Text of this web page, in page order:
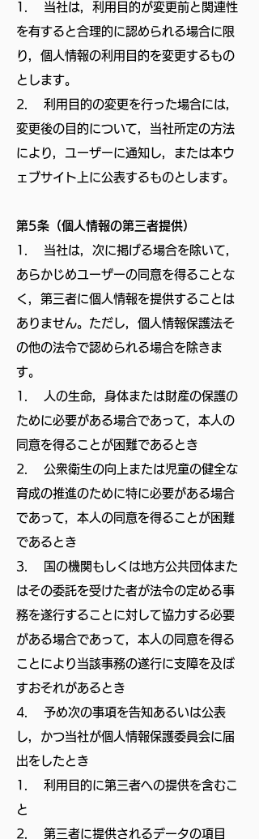
1. 当社は，利用目的が変更前と関連性
を有すると合理的に認められる場合に限
り，個人情報の利用目的を変更するもの
とします。
2. 利用目的の変更を行った場合には，
変更後の目的について，当社所定の方法
により，ユーザーに通知し，または本ウ
ェブサイト上に公表するものとします。
第5条（個人情報の第三者提供）
1. 当社は，次に掲げる場合を除いて，
あらかじめユーザーの同意を得ることな
く，第三者に個人情報を提供することは
ありません。ただし，個人情報保護法そ
の他の法令で認められる場合を除きま
す。
1. 人の生命，身体または財産の保護の
ために必要がある場合であって，本人の
同意を得ることが困難であるとき
2. 公衆衛生の向上または児童の健全な
育成の推進のために特に必要がある場合
であって，本人の同意を得ることが困難
であるとき
3. 国の機関もしくは地方公共団体また
はその委託を受けた者が法令の定める事
務を遂行することに対して協力する必要
がある場合であって，本人の同意を得る
ことにより当該事務の遂行に支障を及ぼ
すおそれがあるとき
4. 予め次の事項を告知あるいは公表
し，かつ当社が個人情報保護委員会に届
出をしたとき
1. 利用目的に第三者への提供を含むこ
と
2. 第三者に提供されるデータの項目